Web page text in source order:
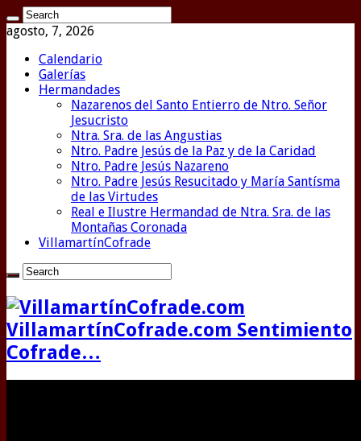
agosto, 7, 2026
Calendario
Galerías
Hermandades
Nazarenos del Santo Entierro de Ntro. Señor
Jesucristo
Ntra. Sra. de las Angustias
Ntro. Padre Jesús de la Paz y de la Caridad
Ntro. Padre Jesús Nazareno
Ntro. Padre Jesús Resucitado y María Santísma
de las Virtudes
Real e Ilustre Hermandad de Ntra. Sra. de las
Montañas Coronada
VillamartínCofrade
VillamartínCofrade.com Sentimiento
Cofrade…